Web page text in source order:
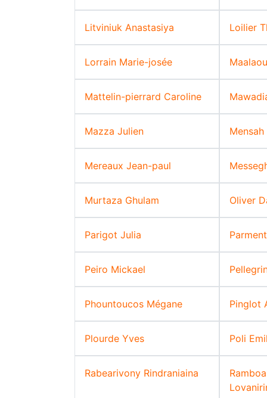
Litviniuk Anastasiya Loilier
Lorrain Marie-josée
Mattelin-pierrard Caroline
Mazza Julien
Mereaux Jean-paul
Murtaza Ghulam Oliver
Parigot Julia
Peiro Mickael
Phountoucos Mégane Pinglot
Plourde Yves Poli
Rabearivony Rindraniaina